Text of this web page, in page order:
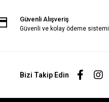
Güvenli Alışveriş
Güvenli ve kolay ödeme sistemi
Bizi Takip Edin